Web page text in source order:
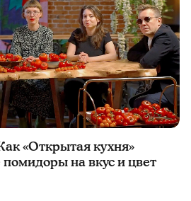
«Открытая кухня»
на вкус и цвет